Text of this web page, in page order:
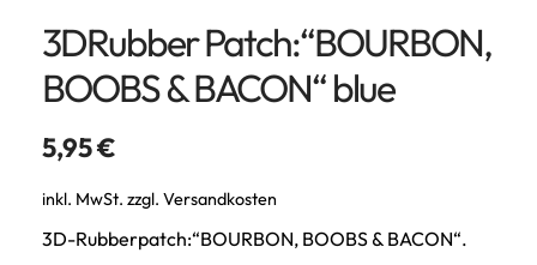
3DRubber Patch:“BOURBON,
BOOBS & BACON“ blue
5,95€
inkl. MwSt. zzgl. Versandkosten
3D-Rubberpatch:“BOURBON, BOOBS & BACON“.